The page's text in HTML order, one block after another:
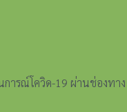
ารณ์โควิด-19 ผ่านช่องทาง